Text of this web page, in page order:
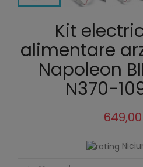
Kit
alimentare
Napoleon
N370-